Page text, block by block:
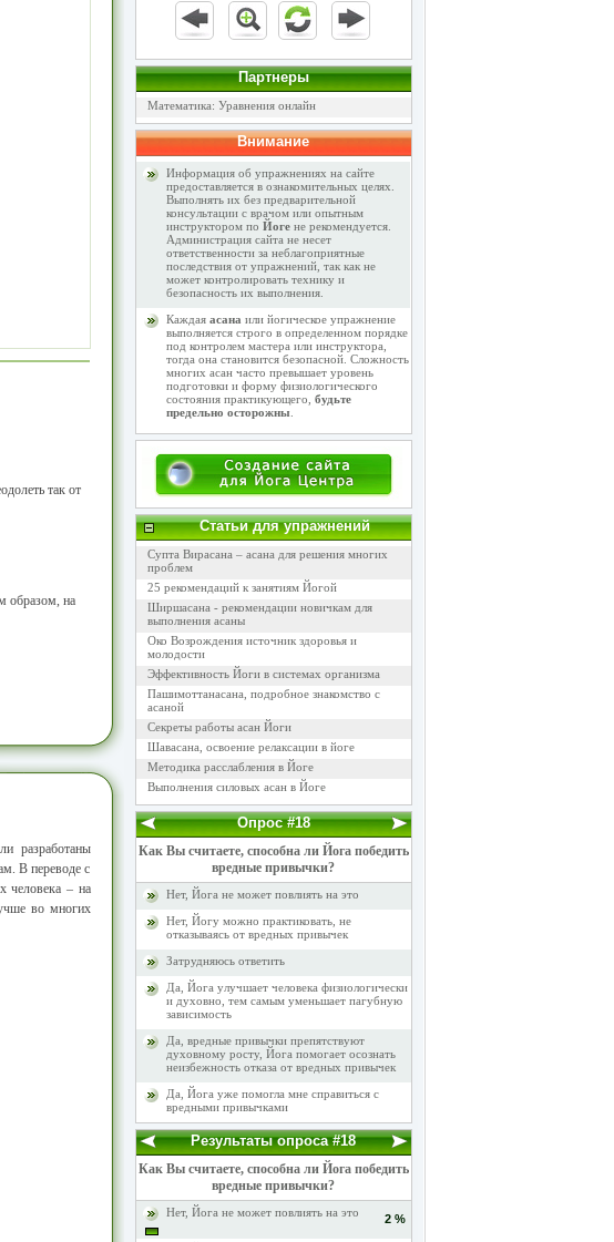
так от
образом, на
разработаны
В переводе с
человека – на
во многих
Партнеры
Математика: Уравнения онлайн
Внимание
Информация об упражнениях на сайте
предоставляется в ознакомительных целях.
Выполнять их без предварительной
консультации с врачом или опытным
инструктором по Йогене рекомендуется.
Администрация сайта не несет
ответственности за неблагоприятные
последствия от упражнений, так как не
может контролировать технику и
безопасность их выполнения.
Каждая асана или йогическое упражнение
выполняется строго в определенном порядке
под контролем мастера или инструктора,
тогда она становится безопасной. Сложность
многих асан часто превышает уровень
подготовки и форму физиологического
состояния практикующего, будьте
предельно осторожны
Статьи для упражнений
Супта Вирасана – асана для решения многих
проблем
25 рекомендаций к занятиям Йогой
Ширшасана - рекомендации новичкам для
выполнения асаны
Око Возрождения источник здоровья и
молодости
Эффективность Йоги в системах организма
Пашимоттанасана, подробное знакомство с
асаной
Секреты работы асан Йоги
Шавасана, освоение релаксации в йоге
Методика расслабления в Йоге
Выполнения силовых асан в Йоге
Опрос #18
Как Вы считаете, способна ли Йога победить
вредные привычки?
Нет, Йога не может повлиять на это
Нет, Йогу можно практиковать, не
отказываясь от вредных привычек
Затрудняюсь ответить
Да, Йога улучшает человека физиологически
и духовно, тем самым уменьшает пагубную
зависимость
Да, вредные привычки препятствуют
духовному росту, Йога помогает осознать
неизбежность отказа от вредных привычек
Да, Йога уже помогла мне справиться с
вредными привычками
Результаты опроса #18
Как Вы считаете, способна ли Йога победить
вредные привычки?
Нет, Йога не может повлиять на это 2 %